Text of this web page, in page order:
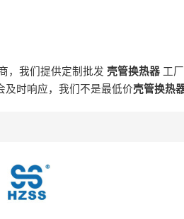
，我们提供定制批发 壳管换热器工厂
时响应，我们不是最低价壳管换热